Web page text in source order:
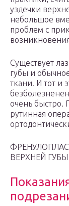
уздечки
небольшое
проблем с
Существует
губы и
ткани. И тот и
очень быстро.
рутинная
ВЕРХНЕЙ ГУБЫ